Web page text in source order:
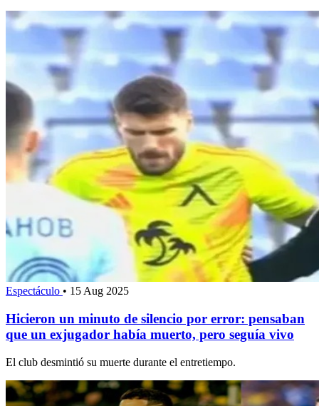
Espectáculo • 15 Aug 2025
Hicieron un minuto de silencio por error: pensaban
que un exjugador había muerto, pero seguía vivo
El club desmintió su muerte durante el entretiempo.